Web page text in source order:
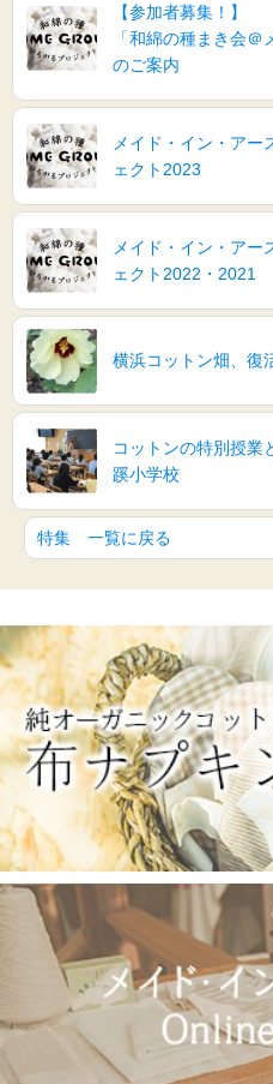
【参加者募集！】
「和綿の種まき会＠
のご案内
メイド・イン・アー
ェクト2023
メイド・イン・アー
ェクト2022・2021
横浜コットン畑、復
コットンの特別授業
蹊小学校
特集 一覧に戻る